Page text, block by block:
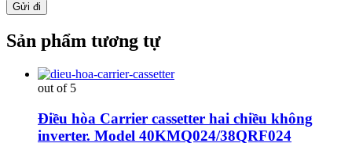
Sản phẩm tương tự
out of 5
Điều hòa Carrier cassetter hai chiều không
inverter. Model 40KMQ024/38QRF024